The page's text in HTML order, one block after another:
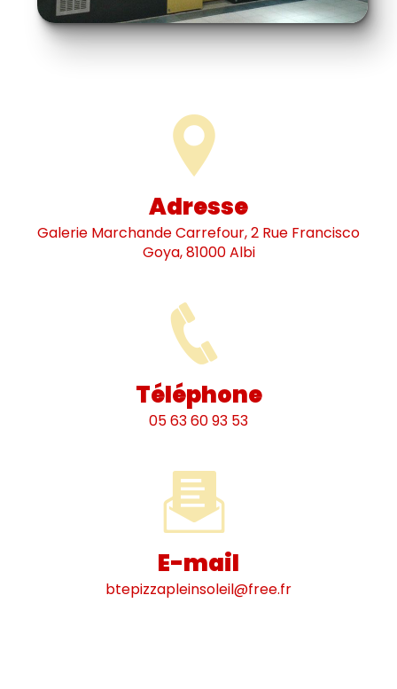
Adresse
Galerie Marchande Carrefour, 2 Rue Francisco
Goya, 81000 Albi
Téléphone
05 63 60 93 53
E-mail
btepizzapleinsoleil@free.fr